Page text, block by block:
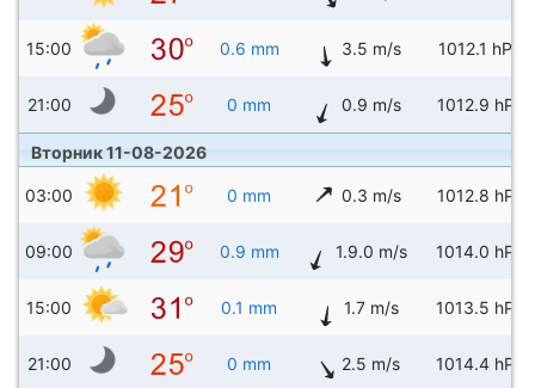
15:00 0.6 mm 3.5 m/s 1012.1 hPa
21:00 0 mm 0.9 m/s 1012.9 hPa
Вторник 11-08-2026
03:00 0 mm 0.3 m/s 1012.8 hPa
09:00 0.9 mm 1.9.0 m/s 1014.0 hPa
15:00 0.1 mm 1.7 m/s 1013.5 hPa
21:00 0 mm 2.5 m/s 1014.4 hPa